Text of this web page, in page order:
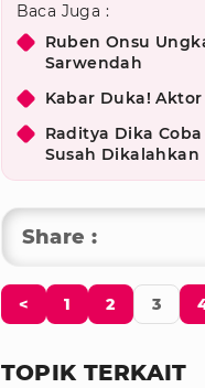
Baca Juga :
Ruben Onsu
Sarwendah
Kabar Duka!
Raditya Dika
Susah Dikalahkan
Share :
< 1 2 3
TOPIK TERKAIT